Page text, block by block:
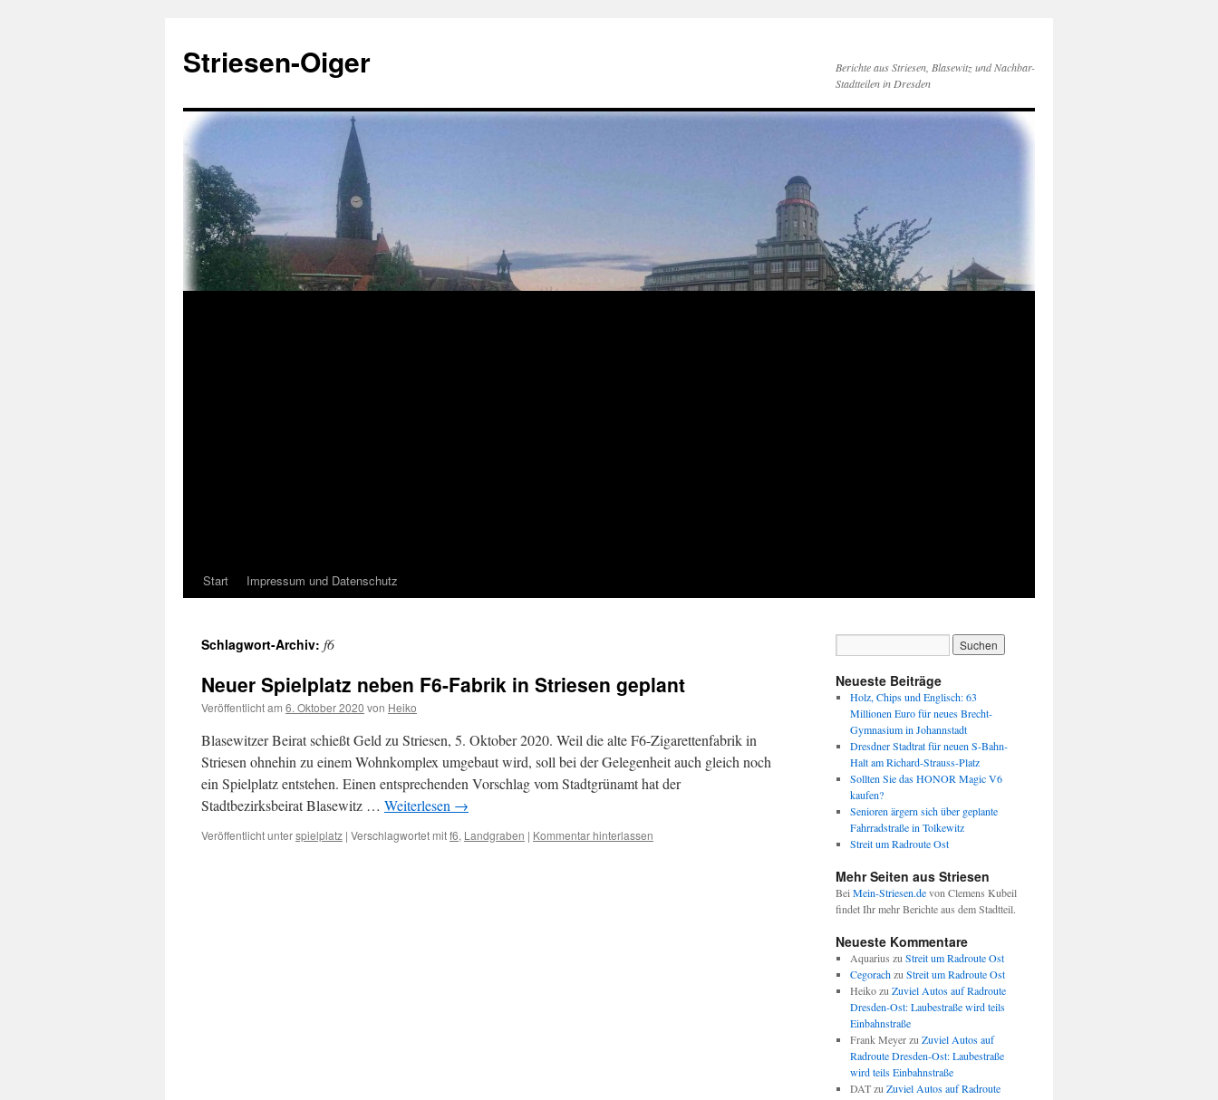
springen
Striesen-Oiger
Berichte aus Striesen, Blasewitz und Nachbar-
Stadtteilen in Dresden
Start Impressum und Datenschutz
Schlagwort-Archiv: f6
Neuer Spielplatz neben F6-Fabrik in Striesen geplant
Veröffentlicht am 6. Oktober 2020 von Heiko
Blasewitzer Beirat schießt Geld zu Striesen, 5. Oktober 2020. Weil die alte F6-Zigarettenfabrik in
Striesen ohnehin zu einem Wohnkomplex umgebaut wird, soll bei der Gelegenheit auch gleich noch
ein Spielplatz entstehen. Einen entsprechenden Vorschlag vom Stadtgrünamt hat der
Stadtbezirksbeirat Blasewitz … Weiterlesen →
Veröffentlicht unterspielplatz | Verschlagwortet mitf6, Landgraben | Kommentar hinterlassen
Neueste Beiträge
Holz, Chips und Englisch: 63
Millionen Euro für neues Brecht-
Gymnasium in Johannstadt
Dresdner Stadtrat für neuen S-Bahn-
Halt am Richard-Strauss-Platz
Sollten Sie das HONOR Magic V6
kaufen?
Senioren ärgern sich über geplante
Fahrradstraße in Tolkewitz
Streit um Radroute Ost
Mehr Seiten aus Striesen
Bei Mein-Striesen.devon Clemens Kubeil
findet Ihr mehr Berichte aus dem Stadtteil.
Neueste Kommentare
Aquarius zu Streit um Radroute Ost
Cegorachzu Streit um Radroute Ost
Heikozu Zuviel Autos auf Radroute
Dresden-Ost: Laubestraße wird teils
Einbahnstraße
Frank Meyerzu Zuviel Autos auf
Radroute Dresden-Ost: Laubestraße
wird teils Einbahnstraße
DATzu Zuviel Autos auf Radroute